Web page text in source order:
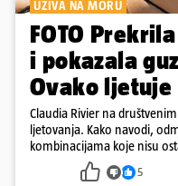
UŽIVA NA MORU
FOTO
i pokazala
Ovako ljetuje
Claudia Rivier na
ljetovanja. Kako navodi,
kombinacijama koje nisu
5